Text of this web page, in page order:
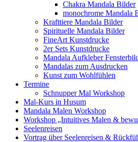
Chakra Mandala Bilder
monochrome Mandala
Krafttiere Mandala Bilder
Spirituelle Mandala Bilder
FineArt Kunstdrucke
2er Sets Kunstdrucke
Mandala Aufkleber
Mandalas zum Ausdrucken
Kunst zum Wohlfühlen
Termine
Schnupper Mal Workshop
Mal-Kurs in Husum
Mandala Malen Workshop
Workshop „Intuitives Malen &
Seelenreisen
Vortrag über Seelenreisen &